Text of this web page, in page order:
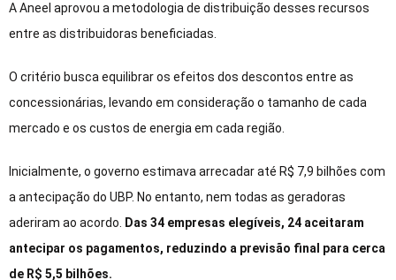
A Aneel aprovou a metodologia de distribuição desses recursos
entre as distribuidoras beneficiadas.
O critério busca equilibrar os efeitos dos descontos entre as
concessionárias, levando em consideração o tamanho de cada
mercado e os custos de energia em cada região.
Inicialmente, o governo estimava arrecadar até R$ 7,9 bilhões com
a antecipação do UBP. No entanto, nem todas as geradoras
aderiram ao acordo.
Das 34 empresas elegíveis, 24 aceitaram
antecipar os pagamentos, reduzindo a previsão final para cerca
de R$ 5,5 bilhões.